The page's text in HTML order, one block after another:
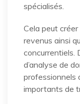
spécialisés.
Cela peut
revenus ainsi
concurrentiels.
d’analyse de
professionnels
importants de